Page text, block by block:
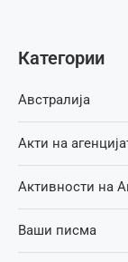
Категории
Австралија
Акти на
Активности на
Ваши писма